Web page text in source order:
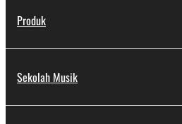
Produk
Sekolah Musik